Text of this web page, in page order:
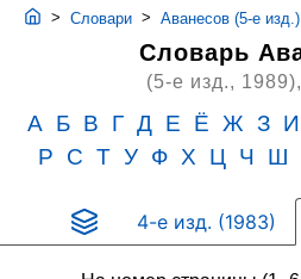
> Словари > Аванесов (5-е изд.)
Словарь
(5-е изд., 1989),
А Б В Г Д Е Ё Ж З И
Р
С Т У Ф Х Ц Ч Ш
4-е изд. (1983)